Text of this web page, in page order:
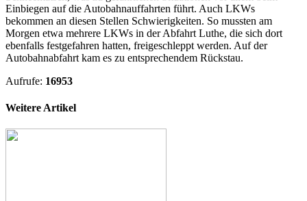
Einbiegen auf die Autobahnauffahrten führt. Auch LKWs
bekommen an diesen Stellen Schwierigkeiten. So mussten am
Morgen etwa mehrere LKWs in der Abfahrt Luthe, die sich dort
ebenfalls festgefahren hatten, freigeschleppt werden. Auf der
Autobahnabfahrt kam es zu entsprechendem Rückstau.
Aufrufe: 16953
Weitere Artikel